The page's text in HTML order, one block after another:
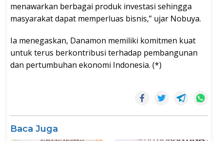
menawarkan berbagai produk investasi sehingga
masyarakat dapat memperluas bisnis,” ujar Nobuya.
Ia menegaskan, Danamon memiliki komitmen kuat
untuk terus berkontribusi terhadap pembangunan
dan pertumbuhan ekonomi Indonesia. (*)
Baca Juga